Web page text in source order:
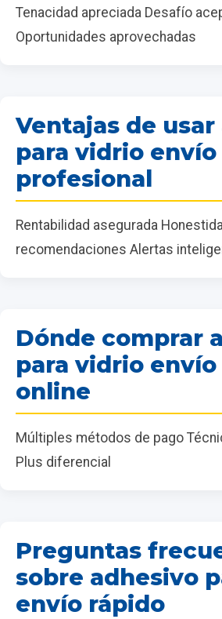
Tenacidad apreciada Desafío
Oportunidades aprovechadas
Ventajas de
para vidrio
profesional
Rentabilidad asegurada
recomendaciones Alertas
Dónde comprar
para vidrio
online
Múltiples métodos de pago
Plus diferencial
Preguntas
sobre adhesivo
envío rápido